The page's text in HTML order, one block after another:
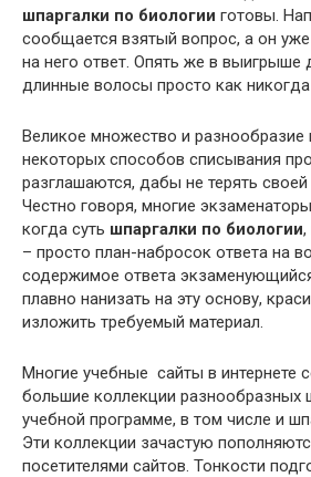
шпаргалки по биологии готовы.
сообщается взятый вопрос, а он
на него ответ. Опять же в выигрыше
длинные волосы просто как никогда
Великое множество и разнообразие
некоторых способов списывания
разглашаются, дабы не терять
Честно говоря, многие
когда суть шпаргалки по биологии,
– просто план-набросок ответа на
содержимое ответа
плавно нанизать на эту основу,
изложить требуемый материал.
Многие учебные сайты в интернете
большие коллекции разнообразных
учебной программе, в том числе и
Эти коллекции зачастую
посетителями сайтов. Тонкости